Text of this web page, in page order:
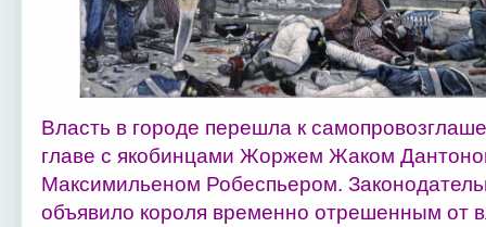
Власть в городе перешла к
главе с якобинцами Жоржем Жаком
Максимильеном Робеспьером.
объявило короля временно отрешенным от